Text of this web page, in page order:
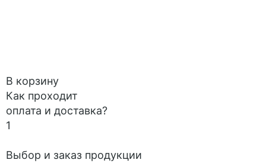
В корзину
Как проходит
оплата и доставка?
1
Выбор и заказ продукции